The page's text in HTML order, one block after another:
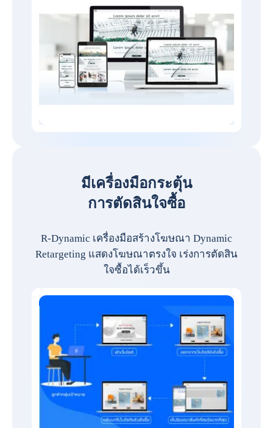
มีเครื่องมือกระตุ้น
การตัดสินใจซื้อ
R-Dynamic เครื่องมือสร้างโฆษณา Dynamic
Retargeting แสดงโฆษณาตรงใจ เร่งการตัดสิน
ใจซื้อได้เร็วขึ้น